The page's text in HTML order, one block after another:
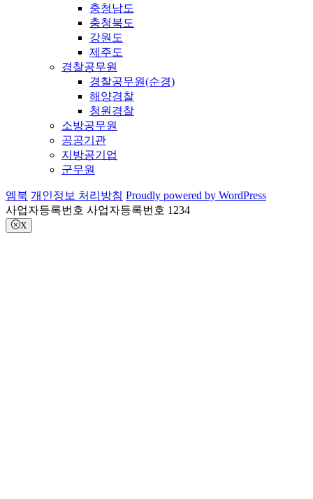
충청남도
충청북도
강원도
제주도
경찰공무원
경찰공무원(순경)
해양경찰
청원경찰
소방공무원
공공기관
지방공기업
군무원
엠북 개인정보 처리방침 Proudly powered by WordPress
사업자등록번호 사업자등록번호 1234
X